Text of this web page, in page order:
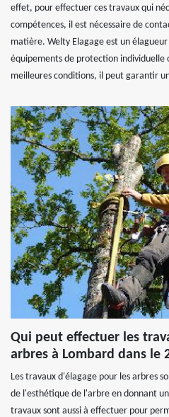
effet, pour effectuer ces travaux qui
compétences, il est nécessaire de
matière. Welty Elagage est un
équipements de protection individuelle
meilleures conditions, il peut garantir
Qui peut effectuer les
arbres à Lombard dans le
Les travaux d'élagage pour les arbres
de l'esthétique de l'arbre en donnant
travaux sont aussi à effectuer pour